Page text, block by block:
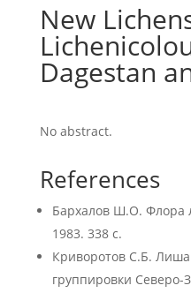
New
Dagestan
No abstract.
References
Бархалов Ш.О. Флора
1983. 338 с.
Криворотов С.Б.
группировки Северо-